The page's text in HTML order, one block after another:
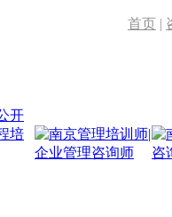
首页 |